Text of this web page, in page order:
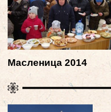
Масленица 2014